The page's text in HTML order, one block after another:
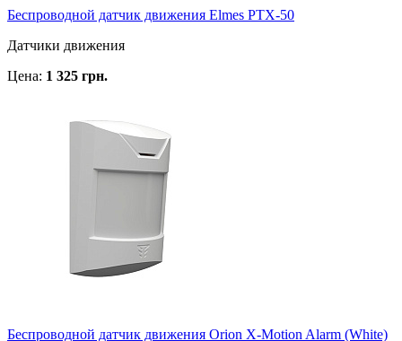
Беспроводной датчик движения Elmes PTX-50
Датчики движения
Цена: 1 325 грн.
Беспроводной датчик движения Orion X-Motion Alarm (White)